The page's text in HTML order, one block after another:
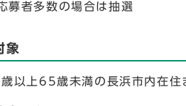
募者多数の場合は抽選
象
以上65歳未満の長浜市内在住